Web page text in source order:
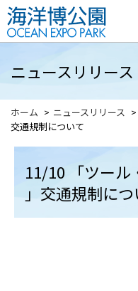
ニュースリリース
ホーム ニュースリリース
交通規制について
11/10 「ツール
」交通規制につ